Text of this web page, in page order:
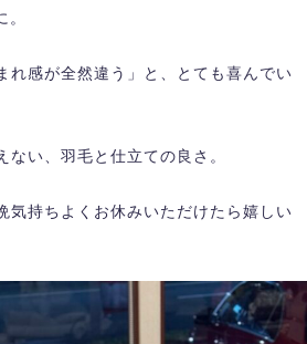
れ感が全然違う」と、とても喜んでい
ない、羽毛と仕立ての良さ。
気持ちよくお休みいただけたら嬉しい